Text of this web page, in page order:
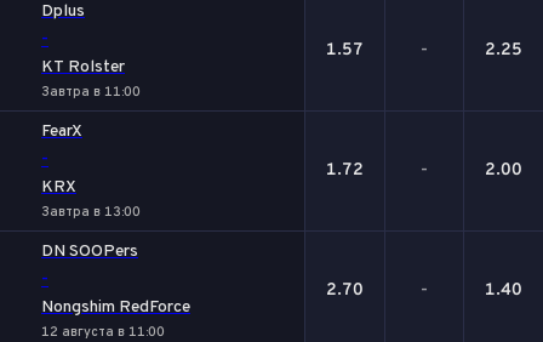
Dplus
-
KT Rolster
Завтра в 11:00
1.57 - 2.25
FearX
-
KRX
Завтра в 13:00
1.72 - 2.00
DN SOOPers
-
Nongshim RedForce
12 августа в 11:00
2.70 - 1.40